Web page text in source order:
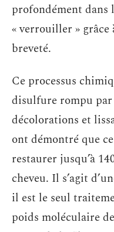
profondément dans
« verrouiller » grâce
breveté.
Ce processus
disulfure rompu
décolorations et
ont démontré que
restaurer jusqu’à
cheveu. Il s’agit
il est le seul
poids moléculaire